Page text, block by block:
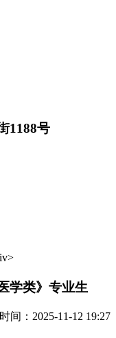
1188号
学类》专业生
间：2025-11-12 19:27